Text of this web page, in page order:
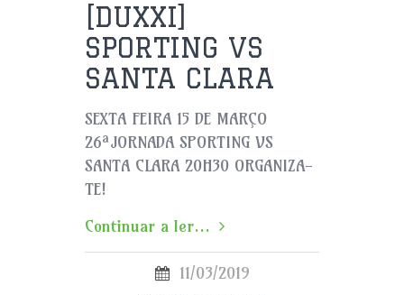
[DUXXI]
SPORTING VS
SANTA CLARA
SEXTA FEIRA 15 DE MARÇO
26ªJORNADA SPORTING VS
SANTA CLARA 20H30 ORGANIZA-
TE!
Continuar a ler...
11/03/2019